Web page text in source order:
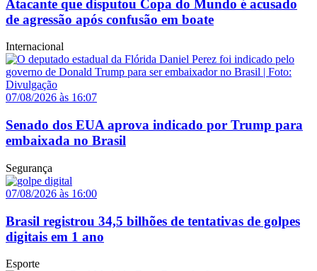
Atacante que disputou Copa do Mundo é acusado
de agressão após confusão em boate
Internacional
07/08/2026 às 16:07
Senado dos EUA aprova indicado por Trump para
embaixada no Brasil
Segurança
07/08/2026 às 16:00
Brasil registrou 34,5 bilhões de tentativas de golpes
digitais em 1 ano
Esporte